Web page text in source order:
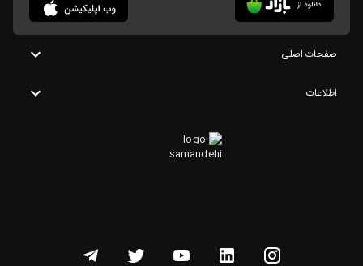
صفحات اصلی
اطلاعات